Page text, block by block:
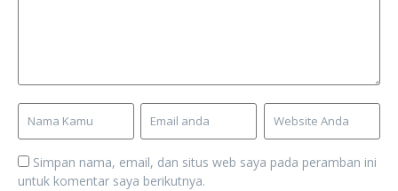
Simpan nama, email, dan situs web saya pada peramban ini
untuk komentar saya berikutnya.